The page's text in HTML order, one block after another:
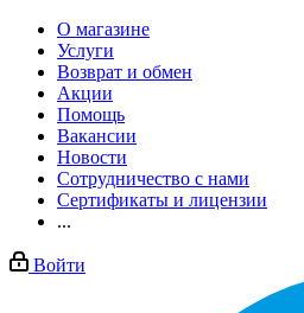
О магазине
Услуги
Возврат и обмен
Акции
Помощь
Вакансии
Новости
Сотрудничество с нами
Сертификаты и лицензии
...
Войти